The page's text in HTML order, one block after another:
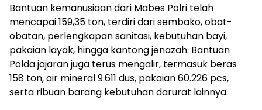
Bantuan kemanusiaan dari Mabes Polri telah
mencapai 159,35 ton, terdiri dari sembako, obat-
obatan, perlengkapan sanitasi, kebutuhan bayi,
pakaian layak, hingga kantong jenazah. Bantuan
Polda jajaran juga terus mengalir, termasuk beras
158 ton, air mineral 9.611 dus, pakaian 60.226 pcs,
serta ribuan barang kebutuhan darurat lainnya.